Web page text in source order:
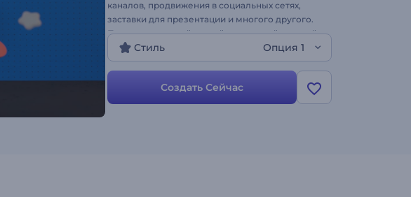
каналов, продвижения в социальных сетях,
заставки для презентации и многого другого.
Продемонстрируйте свой творческий настрой,
создав забавную анимацию с геометрическими
фигурами. Создайте свою анимацию логотипа!
Стиль Опция 1
Создать Сейчас